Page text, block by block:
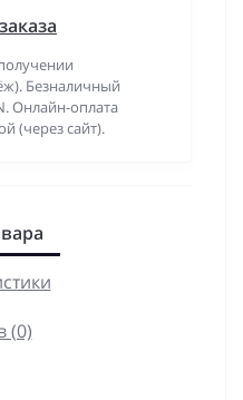
Безналичный
Онлайн-оплата
(через сайт).
(0)